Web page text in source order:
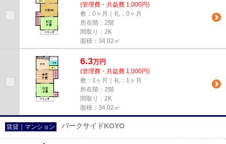
(管理費・共益費 1,000円)
敷：0ヶ月｜礼：0ヶ月
所在階：2階
間取り：2K
面積：34.02㎡
6.3万円
(管理費・共益費 1,000円)
敷：1ヶ月｜礼：1ヶ月
所在階：2階
間取り：2K
面積：34.02㎡
賃貸｜マンション パークサイドKOYO